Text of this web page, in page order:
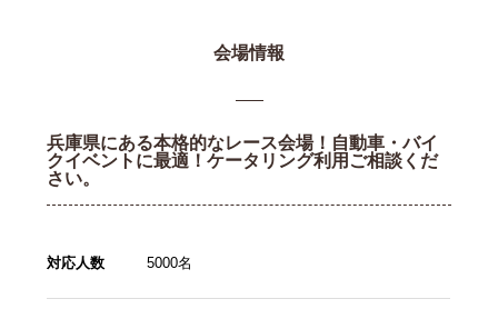
会場情報
兵庫県にある本格的なレース会場！自動車・バイ
クイベントに最適！ケータリング利用ご相談くだ
さい。
対応人数 5000名